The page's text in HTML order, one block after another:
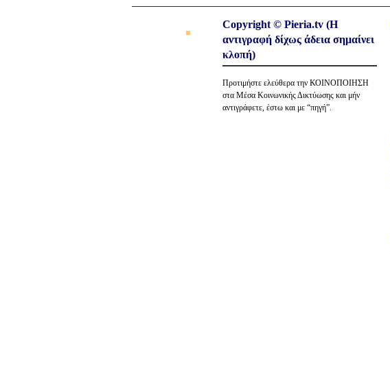
Copyright © Pieria.tv (Η
αντιγραφή δίχως άδεια σημαίνει
κλοπή)
Προτιμήστε ελεύθερα την ΚΟΙΝΟΠΟΙΗΣΗ
στα Μέσα Κοινωνικής Δικτύωσης και μήν
αντιγράφετε, έστω και με “πηγή”.